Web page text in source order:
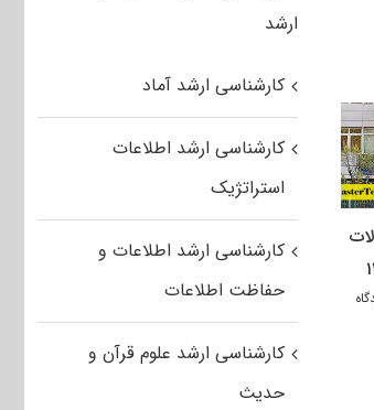
ارشد
کارشناسی ارشد آماد
کارشناسی ارشد اطلاعات
استراتژیک
کارشناسی ارشد اطلاعات و
حفاظت اطلاعات
کارشناسی ارشد علوم قرآن و
حدیث